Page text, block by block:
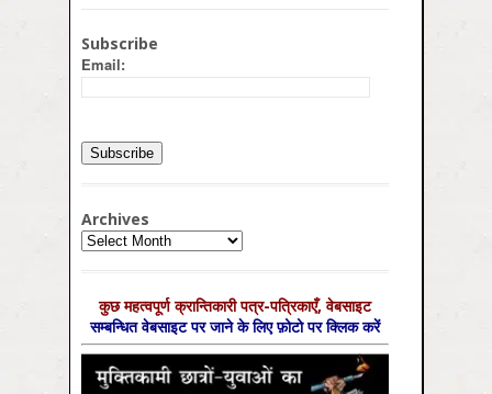
Subscribe
Email:
Archives
Archives
कुछ महत्‍वपूर्ण क्रान्तिकारी पत्र-पत्रिकाएँ, वेबसाइट
सम्‍बन्धित वेबसाइट पर जाने के लिए फ़ोटो पर क्लिक करें